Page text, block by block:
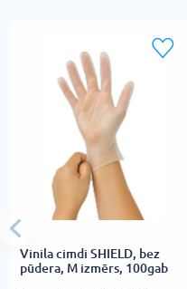
Vinila cimdi SHIELD, bez
pūdera, M izmērs, 100gab